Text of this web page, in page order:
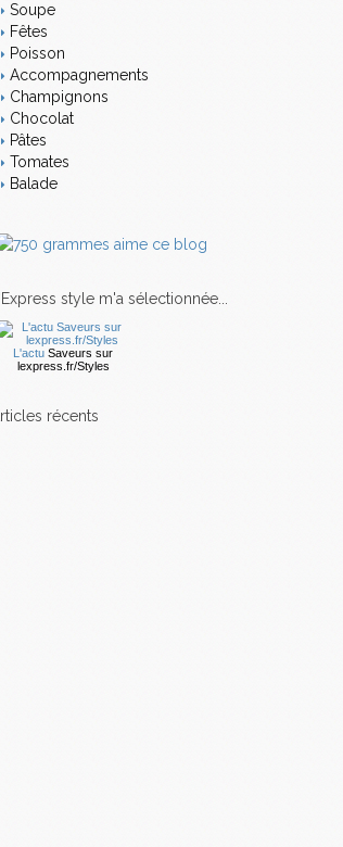
Soupe
Fêtes
Poisson
Accompagnements
Champignons
Chocolat
Pâtes
Tomates
Balade
L'Express style m'a sélectionnée...
L'actu Saveurs sur
lexpress.fr/Styles
articles récents